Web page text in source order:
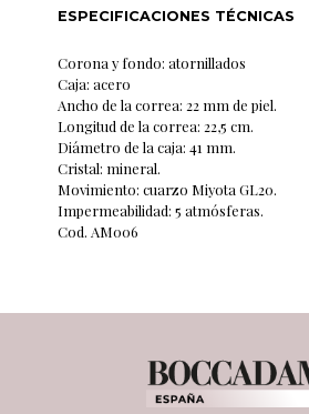
ESPECIFICACIONES TÉCNICAS
Corona y fondo: atornillados
Caja: acero
Ancho de la correa: 22 mm de piel.
Longitud de la correa: 22,5 cm.
Diámetro de la caja: 41 mm.
Cristal: mineral.
Movimiento: cuarzo Miyota GL20.
Impermeabilidad: 5 atmósferas.
Cod. AM006